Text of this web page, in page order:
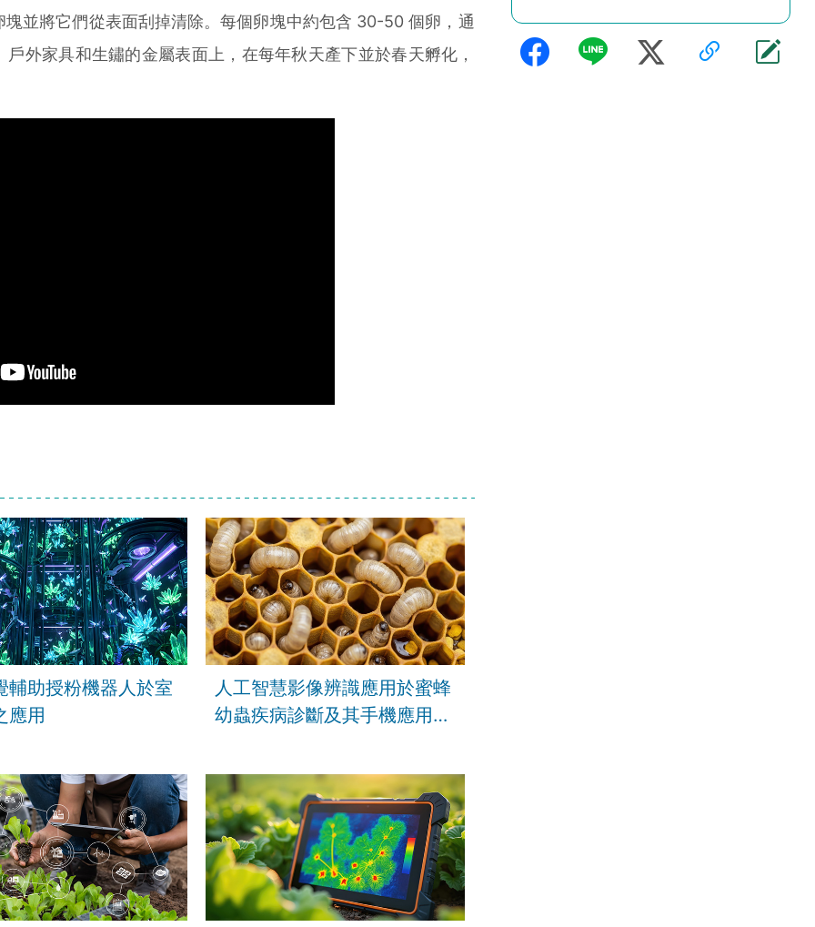
塊並將它們從表面刮掉清除。每個卵塊中約包含 30-50 個卵，通
外家具和生鏽的金屬表面上，在每年秋天產下並於春天孵化，
輔助授粉機器人於室
應用
人工智慧影像辨識應用於蜜蜂
幼蟲疾病診斷及其手機應用潛